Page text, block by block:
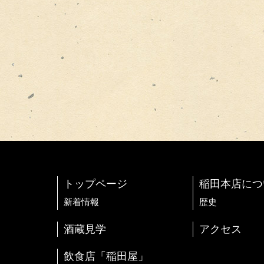
トップページ
新着情報
酒蔵見学
飲食店「稲田屋」
稲田本店に
歴史
アクセス